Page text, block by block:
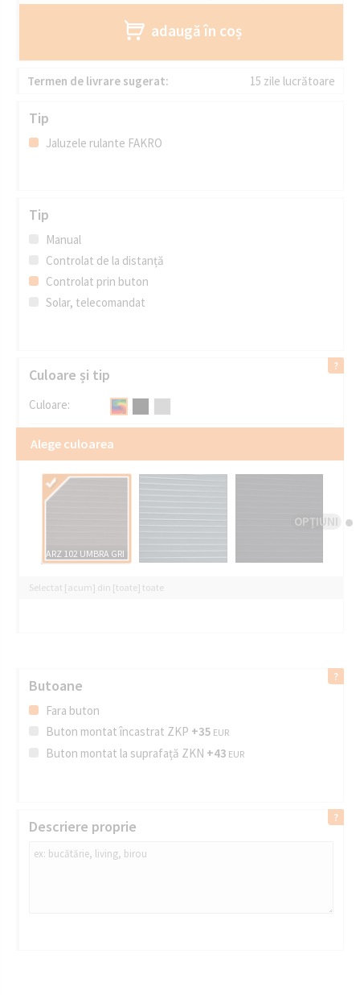
OPȚIUNI
adaugă în coș
Termen de livrare sugerat: 15 zile lucrătoare
Tip
Jaluzele rulante FAKRO
Tip
Manual
Controlat de la distanță
Controlat prin buton
Solar, telecomandat
Culoare și tip
Culoare:
Alege culoarea
ARZ 102 UMBRA GRI
Selectat [acum] din [toate] toate
Butoane
Fara buton
Buton montat încastrat ZKP +35 EUR
Buton montat la suprafață ZKN +43 EUR
Descriere proprie